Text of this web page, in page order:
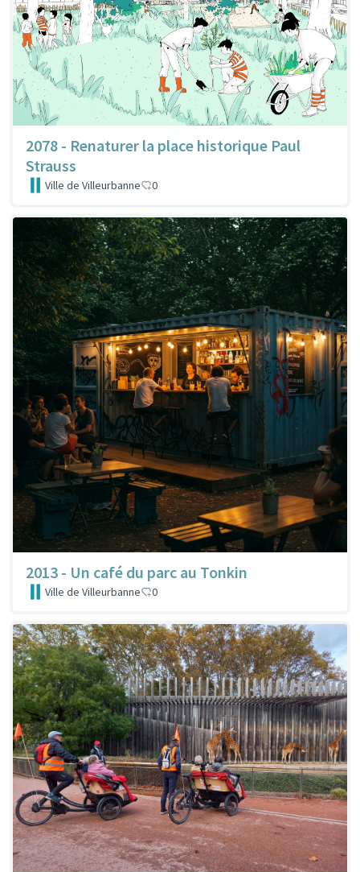
2078 - Renaturer la place historique Paul
Strauss
Ville de Villeurbanne 0
2013 - Un café du parc au Tonkin
Ville de Villeurbanne 0